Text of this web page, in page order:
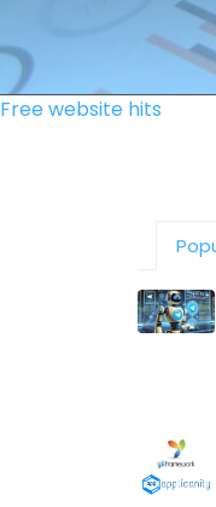
Free website hits